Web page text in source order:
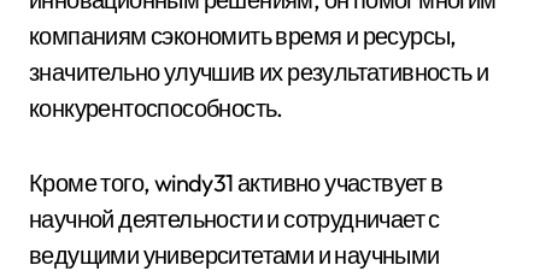
компаниям сэкономить время и ресурсы,
значительно улучшив их результативность и
конкурентоспособность.
Кроме того, windy31 активно участвует в
научной деятельности и сотрудничает с
ведущими университетами и научными